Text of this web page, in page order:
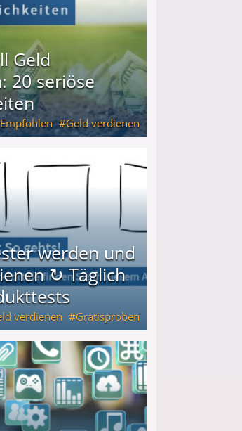
Geld
20 seriöse
Empfohlen Geld verdienen
werden und
↻ Täglich
verdienen Gratisproben